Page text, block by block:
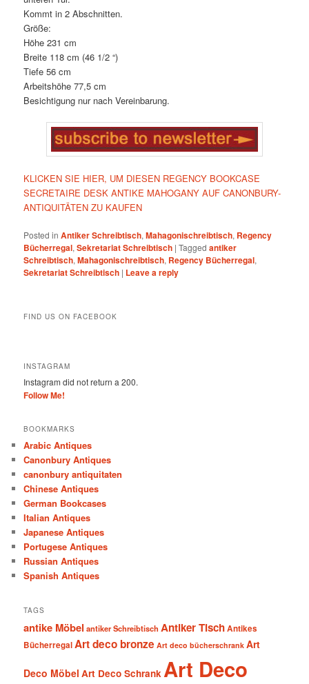
Kommt in 2 Abschnitten.
Größe:
Höhe 231 cm
Breite 118 cm (46 1/2 “)
Tiefe 56 cm
Arbeitshöhe 77,5 cm
Besichtigung nur nach Vereinbarung.
KLICKEN SIE HIER, UM DIESEN REGENCY BOOKCASE
SECRETAIRE DESK ANTIKE MAHOGANY AUF CANONBURY-
ANTIQUITÄTEN ZU KAUFEN
Posted in Antiker Schreibtisch,Mahagonischreibtisch, Regency
Bücherregal,Sekretariat Schreibtisch |Tagged antiker
Schreibtisch,Mahagonischreibtisch, Regency Bücherregal,
Sekretariat Schreibtisch | Leave a reply
FIND US ON FACEBOOK
INSTAGRAM
Instagram did not return a 200.
Follow Me!
BOOKMARKS
Arabic Antiques
Canonbury Antiques
canonbury antiquitaten
Chinese Antiques
German Bookcases
Italian Antiques
Japanese Antiques
Portugese Antiques
Russian Antiques
Spanish Antiques
TAGS
antike Möbel antiker Schreibtisch Antiker TischAntikes
BücherregalArt deco bronze Art deco bücherschrank Art
Deco Möbel Art Deco Schrank Art Deco